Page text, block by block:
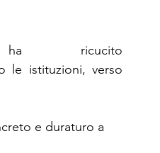
ha ricucito
le istituzioni, verso
e duraturo a